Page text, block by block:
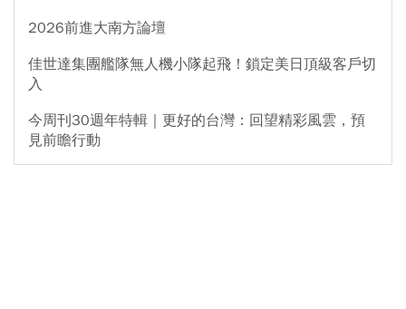
2026前進大南方論壇
佳世達集團艦隊無人機小隊起飛！鎖定美日頂級客戶切
入
今周刊30週年特輯｜更好的台灣：回望精彩風雲，預
見前瞻行動